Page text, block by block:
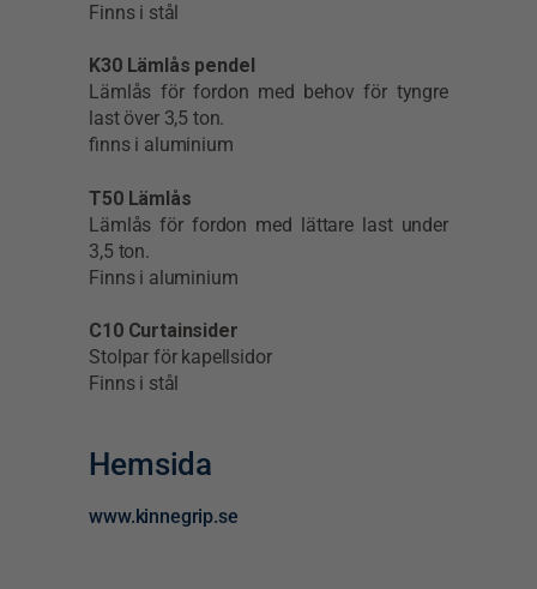
Finns i stål
K30 Lämlås pendel
Lämlås för fordon med behov för tyngre
last över 3,5 ton.
finns i aluminium
T50 Lämlås
Lämlås för fordon med lättare last under
3,5 ton.
Finns i aluminium
C10 Curtainsider
Stolpar för kapellsidor
Finns i stål
Hemsida
www.kinnegrip.se